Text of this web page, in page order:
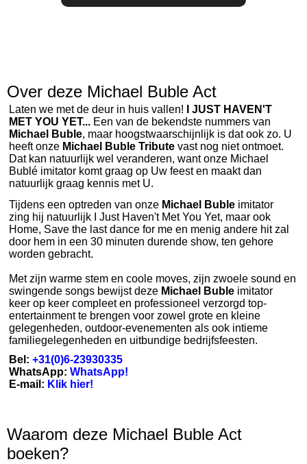
Over deze Michael Buble Act
Laten we met de deur in huis vallen!
I JUST HAVEN'T
MET YOU YET... Een van de bekendste nummers van
Michael Buble, maar hoogstwaarschijnlijk is dat ook zo. U
heeft onze Michael Buble Tribute vast nog niet ontmoet.
Dat kan natuurlijk wel veranderen, want onze Michael
Bublé imitator komt graag op Uw feest en maakt dan
natuurlijk graag kennis met U.
Tijdens een optreden van onze Michael Buble imitator
zing hij natuurlijk I Just Haven't Met You Yet, maar ook
Home, Save the last dance for me en menig andere hit zal
door hem in een 30 minuten durende show, ten gehore
worden gebracht.
Met zijn warme stem en coole moves, zijn zwoele sound en
swingende songs bewijst deze Michael Buble imitator
keer op keer compleet en professioneel verzorgd top-
entertainment te brengen voor zowel grote en kleine
gelegenheden, outdoor-evenementen als ook intieme
familiegelegenheden en uitbundige bedrijfsfeesten.
Bel: +31(0)6-23930335
WhatsApp: WhatsApp!
E-mail: Klik hier!
Waarom deze Michael Buble Act
boeken?